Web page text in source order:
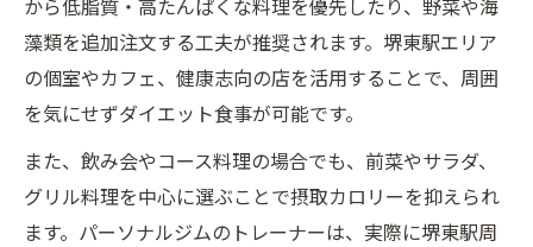
から低脂質・高たんぱくな料理を優先したり、野菜や海
藻類を追加注文する工夫が推奨されます。堺東駅エリア
の個室やカフェ、健康志向の店を活用することで、周囲
を気にせずダイエット食事が可能です。
また、飲み会やコース料理の場合でも、前菜やサラダ、
グリル料理を中心に選ぶことで摂取カロリーを抑えられ
ます。パーソナルジムのトレーナーは、実際に堺東駅周